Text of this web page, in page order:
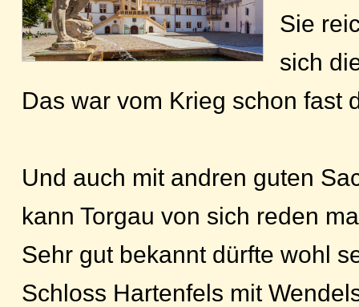
Sie
sich
Das war vom Krieg schon fast
Und auch mit andren guten
kann Torgau von sich reden
Sehr gut bekannt dürfte wohl
Schloss Hartenfels mit